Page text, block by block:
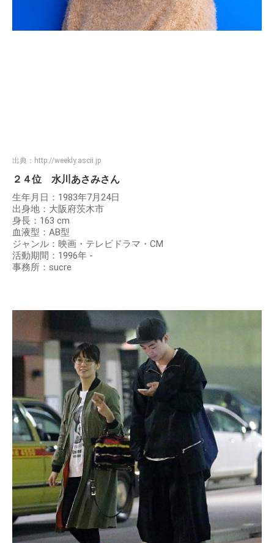
出典： http://weekly.ascii.jp
２４位 水川あさみさん
生年月日：1983年7月24日
出身地：大阪府茨木市
身長：163 cm
血液型：AB型
ジャンル：映画・テレビドラマ・CM
活動期間：1996年 -
事務所：sucre